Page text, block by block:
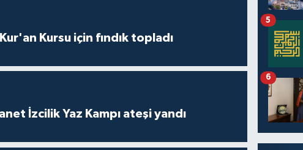
Kursu için fındık topladı
İzcilik Yaz Kampı ateşi yandı
5
6